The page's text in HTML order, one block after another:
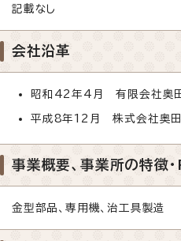
記載なし
会社沿革
昭和42年4月 有限会社奥
平成8年12月 株式会社奥田
事業概要、事業所の特徴
金型部品、専用機、治工具製造